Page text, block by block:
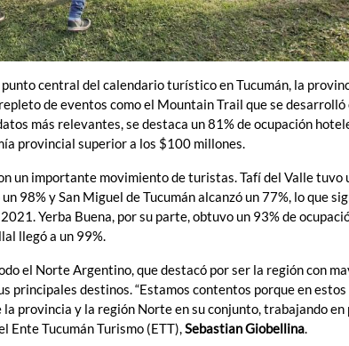
central del calendario turístico en Tucumán, la
de eventos como el Mountain Trail que se desarrolló
más relevantes, se destaca un 81% de ocupación
provincial superior a los $100 millones.
un importante movimiento de turistas. Tafí del Valle tuvo
98% y San Miguel de Tucumán alcanzó un 77%, lo que
Yerba Buena, por su parte, obtuvo un 93% de
llegó a un 99%.
el Norte Argentino, que destacó por ser la región con
principales destinos. “Estamos contentos porque en
provincia y la región Norte en su conjunto, trabajando
Ente Tucumán Turismo (ETT),Sebastian Giobellina.